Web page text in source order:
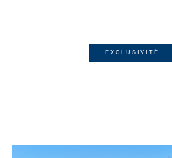
EXCLUSIVITÉ